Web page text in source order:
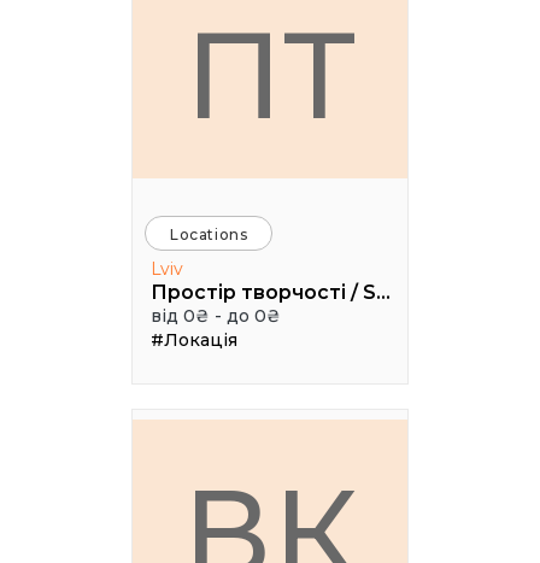
ПТ
Locations
Lviv
Простір творчості / Space creativity
від 0₴ - до 0₴
#Локація
ВК